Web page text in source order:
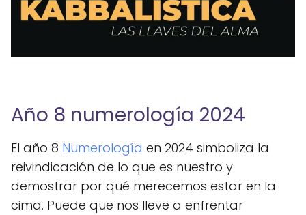
Año 8 numerología 2024
El año 8 Numerología en 2024 simboliza la
reivindicación de lo que es nuestro y
demostrar por qué merecemos estar en la
cima. Puede que nos lleve a enfrentar